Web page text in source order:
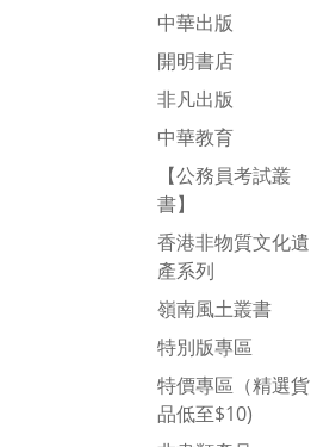
中華出版
開明書店
非凡出版
中華教育
【公務員考試叢
書】
香港非物質文化遺
產系列
嶺南風土叢書
特別版專區
特價專區（精選貨
品低至$10)